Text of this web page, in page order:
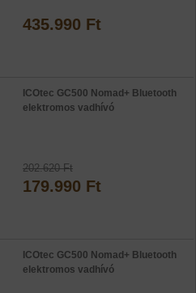
435.990 Ft
ICOtec GC500 Nomad+ Bluetooth
elektromos vadhívó
202.620 Ft
179.990 Ft
ICOtec GC500 Nomad+ Bluetooth
elektromos vadhívó